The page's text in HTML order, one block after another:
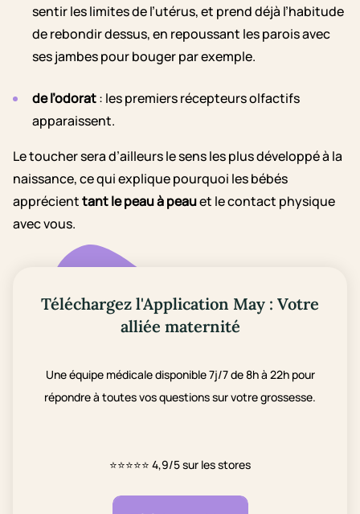
sentir les limites de l’utérus, et prend déjà l’habitude
de rebondir dessus, en repoussant les parois avec
ses jambes pour bouger par exemple.
de l’odorat: les premiers récepteurs olfactifs
apparaissent.
Le toucher sera d’ailleurs le sens les plus développé à la
naissance, ce qui explique pourquoi les bébés
apprécienttant le peau à peauet le contact physique
avec vous.
Téléchargez l'Application May : Votre
alliée maternité
Une équipe médicale disponible 7j/7 de 8h à 22h pour
répondre à toutes vos questions sur votre grossesse.
⭐⭐⭐⭐⭐ 4,9/5 sur les stores